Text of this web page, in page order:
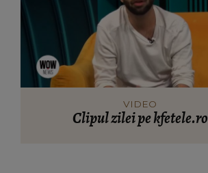
VIDEO
Clipul zilei pe kfetele.ro